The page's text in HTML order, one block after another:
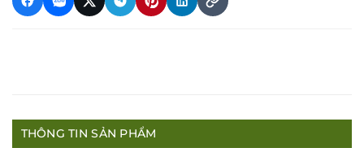
THÔNG TIN SẢN PHẨM